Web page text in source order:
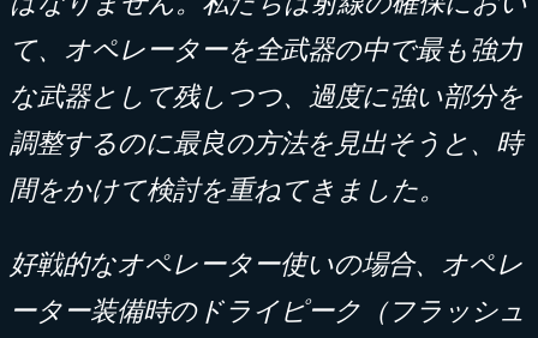
て、オペレーターを全武器の中で最も強力
な武器として残しつつ、過度に強い部分を
調整するのに最良の方法を見出そうと、時
間をかけて検討を重ねてきました。
好戦的なオペレーター使いの場合、オペレ
ーター装備時のドライピーク（フラッシュ